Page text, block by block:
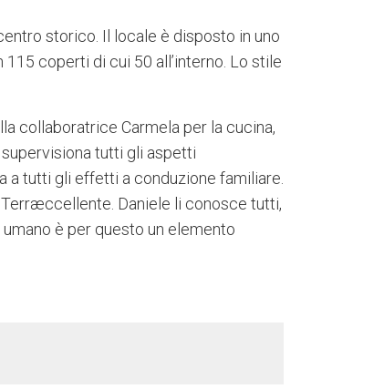
storico. Il locale è disposto in uno
coperti di cui 50 all’interno. Lo stile
collaboratrice Carmela per la cucina,
tutti gli aspetti
a tutti gli effetti a conduzione familiare.
Daniele li conosce tutti,
è per questo un elemento